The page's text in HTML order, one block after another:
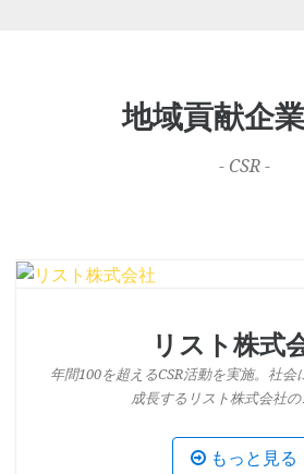
地域貢献企
- CSR -
リスト株式
年間100を超えるCSR活動を実施。社
成長するリスト株式会社の
もっと見る